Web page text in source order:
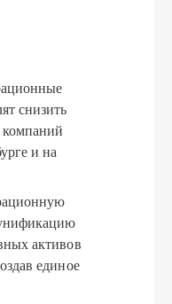
снизить
и на
активов
единое